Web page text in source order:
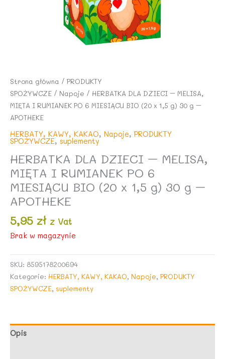
Strona główna / PRODUKTY
SPOŻYWCZE / Napoje / HERBATKA DLA DZIECI – MELISA,
MIĘTA I RUMIANEK PO 6 MIESIĄCU BIO (20 x 1,5 g) 30 g –
APOTHEKE
HERBATY, KAWY, KAKAO, Napoje, PRODUKTY
SPOŻYWCZE, suplementy
HERBATKA DLA DZIECI – MELISA,
MIĘTA I RUMIANEK PO 6
MIESIĄCU BIO (20 x 1,5 g) 30 g –
APOTHEKE
5,95 zł z Vat
Brak w magazynie
SKU: 8595178200694
Kategorie: HERBATY, KAWY, KAKAO, Napoje, PRODUKTY
SPOŻYWCZE, suplementy
Opis